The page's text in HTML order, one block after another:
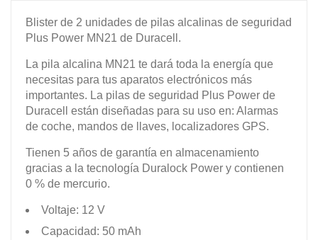
Blister de 2 unidades de pilas alcalinas de seguridad
Plus Power MN21 de Duracell.
La pila alcalina MN21 te dará toda la energía que
necesitas para tus aparatos electrónicos más
importantes. La pilas de seguridad Plus Power de
Duracell están diseñadas para su uso en: Alarmas
de coche, mandos de llaves, localizadores GPS.
Tienen 5 años de garantía en almacenamiento
gracias a la tecnología Duralock Power y contienen
0 % de mercurio.
Voltaje: 12 V
Capacidad: 50 mAh